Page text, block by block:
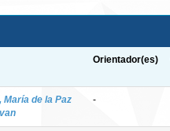
Orientador(es)
María de la Paz
-